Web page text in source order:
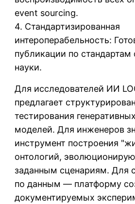
event sourcing.
4. Стандартизированная
интероперабельность:
публикации по стандартам
науки.
Для исследователей ИИ
предлагает
тестирования
моделей. Для инженеров
инструмент построения
онтологий,
заданным сценариям. Для
по данным — платформу
документируемых